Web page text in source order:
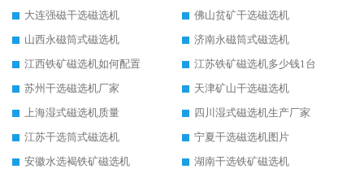
大连强磁干选磁选机
佛山贫矿干选磁选机
山西永磁筒式磁选机
济南永磁筒式磁选机
江西铁矿磁选机如何配置
江苏铁矿磁选机多少钱1台
苏州干选磁选机厂家
天津矿山干选磁选机
上海湿式磁选机质量
四川湿式磁选机生产厂家
江苏干选筒式磁选机
宁夏干选磁选机图片
安徽水选褐铁矿磁选机
湖南干选铁矿磁选机